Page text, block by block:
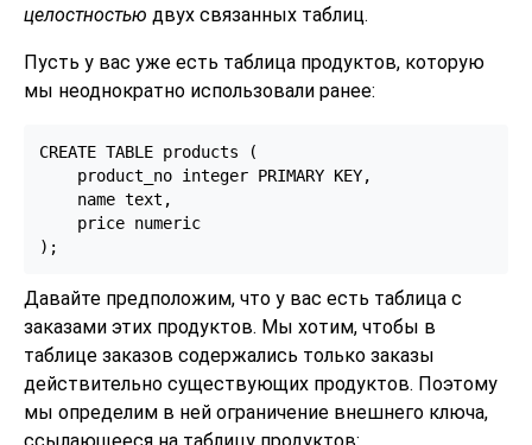
целостностью двух связанных таблиц.
Пусть у вас уже есть таблица продуктов, которую
мы неоднократно использовали ранее:
CREATE TABLE products (
    product_no integer PRIMARY KEY,
    name text,
    price numeric
);
Давайте предположим, что у вас есть таблица с
заказами этих продуктов. Мы хотим, чтобы в
таблице заказов содержались только заказы
действительно существующих продуктов. Поэтому
мы определим в ней ограничение внешнего ключа,